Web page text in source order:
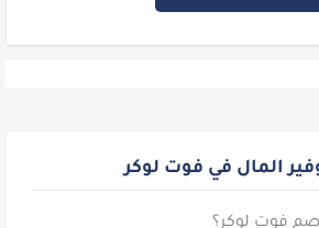
المال في فوت لوكر